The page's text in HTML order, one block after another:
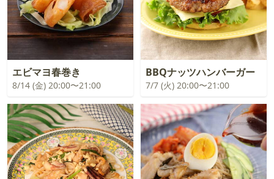
エビマヨ春巻き
8/14 (金) 20:00〜21:00
BBQナッツハンバーガー
7/7 (火) 20:00〜21:00